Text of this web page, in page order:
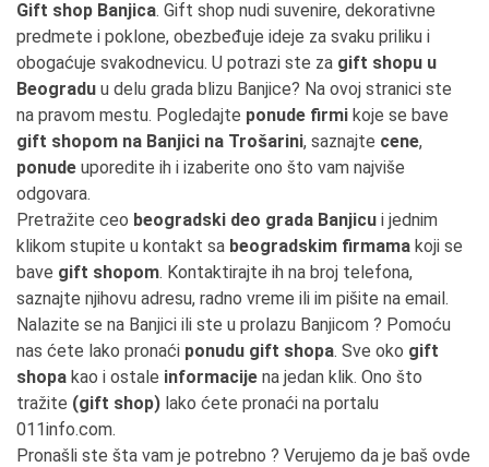
Gift shop Banjica. Gift shop nudi suvenire, dekorativne
predmete i poklone, obezbeđuje ideje za svaku priliku i
obogaćuje svakodnevicu. U potrazi ste za gift shopu u
Beogradu u delu grada blizu Banjice? Na ovoj stranici ste
na pravom mestu. Pogledajte ponude firmi koje se bave
gift shopom na Banjici na Trošarini, saznajte cene,
ponude uporedite ih i izaberite ono što vam najviše
odgovara.
Pretražite ceo beogradski deo grada Banjicu i jednim
klikom stupite u kontakt sa beogradskim firmama koji se
bave gift shopom. Kontaktirajte ih na broj telefona,
saznajte njihovu adresu, radno vreme ili im pišite na email.
Nalazite se na Banjici ili ste u prolazu Banjicom ? Pomoću
nas ćete lako pronaći ponudu gift shopa. Sve oko gift
shopa kao i ostale informacije na jedan klik. Ono što
tražite (gift shop) lako ćete pronaći na portalu
011info.com.
Pronašli ste šta vam je potrebno ? Verujemo da je baš ovde